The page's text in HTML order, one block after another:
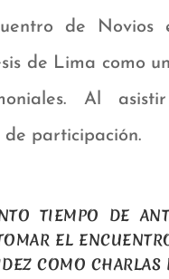
de Novios
de Lima como
Al
participación.
TIEMPO DE
EL
COMO